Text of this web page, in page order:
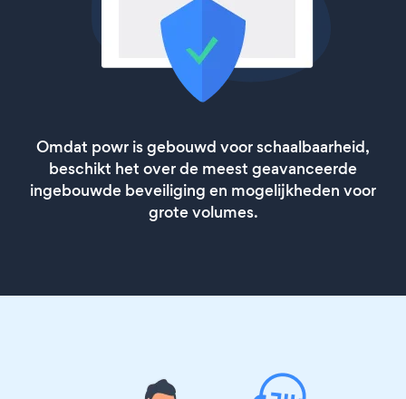
Omdat powr is gebouwd voor schaalbaarheid,
beschikt het over de meest geavanceerde
ingebouwde beveiliging en mogelijkheden voor
grote volumes.